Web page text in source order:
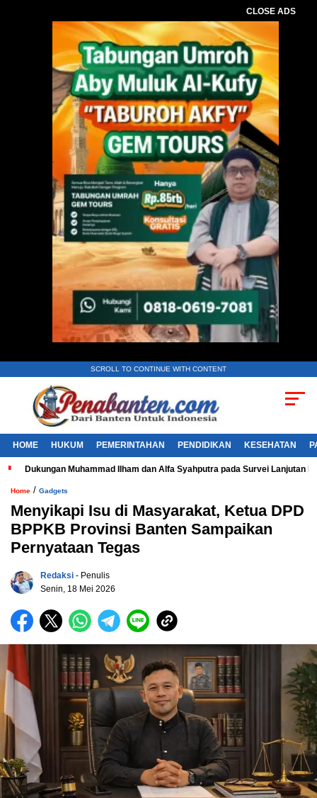
CLOSE ADS
SCROLL TO CONTINUE WITH CONTENT
HOME HUKUM PEMERINTAHAN PENDIDIKAN KESEHATAN
Dukungan Muhammad Ilham dan Alfa Syahputra pada Survei Lanjutan
Home / Gadgets
Menyikapi Isu di Masyarakat, Ketua DPD
BPPKB Provinsi Banten Sampaikan
Pernyataan Tegas
Redaksi - Penulis
Senin, 18 Mei 2026